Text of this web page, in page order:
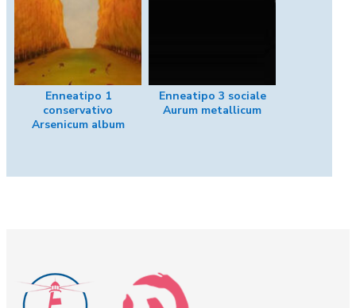
Enneatipo 1
conservativo
Arsenicum album
Enneatipo 3 sociale
Aurum metallicum